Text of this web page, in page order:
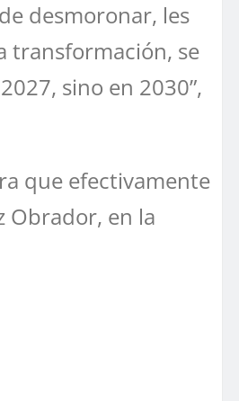
desmoronar, les
transformación, se
sino en 2030”,
que efectivamente
Obrador, en la